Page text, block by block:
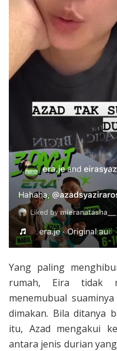
Yang paling
rumah, Eira tidak
menemubual
dimakan. Bila ditanya
itu, Azad mengakui
antara jenis durian